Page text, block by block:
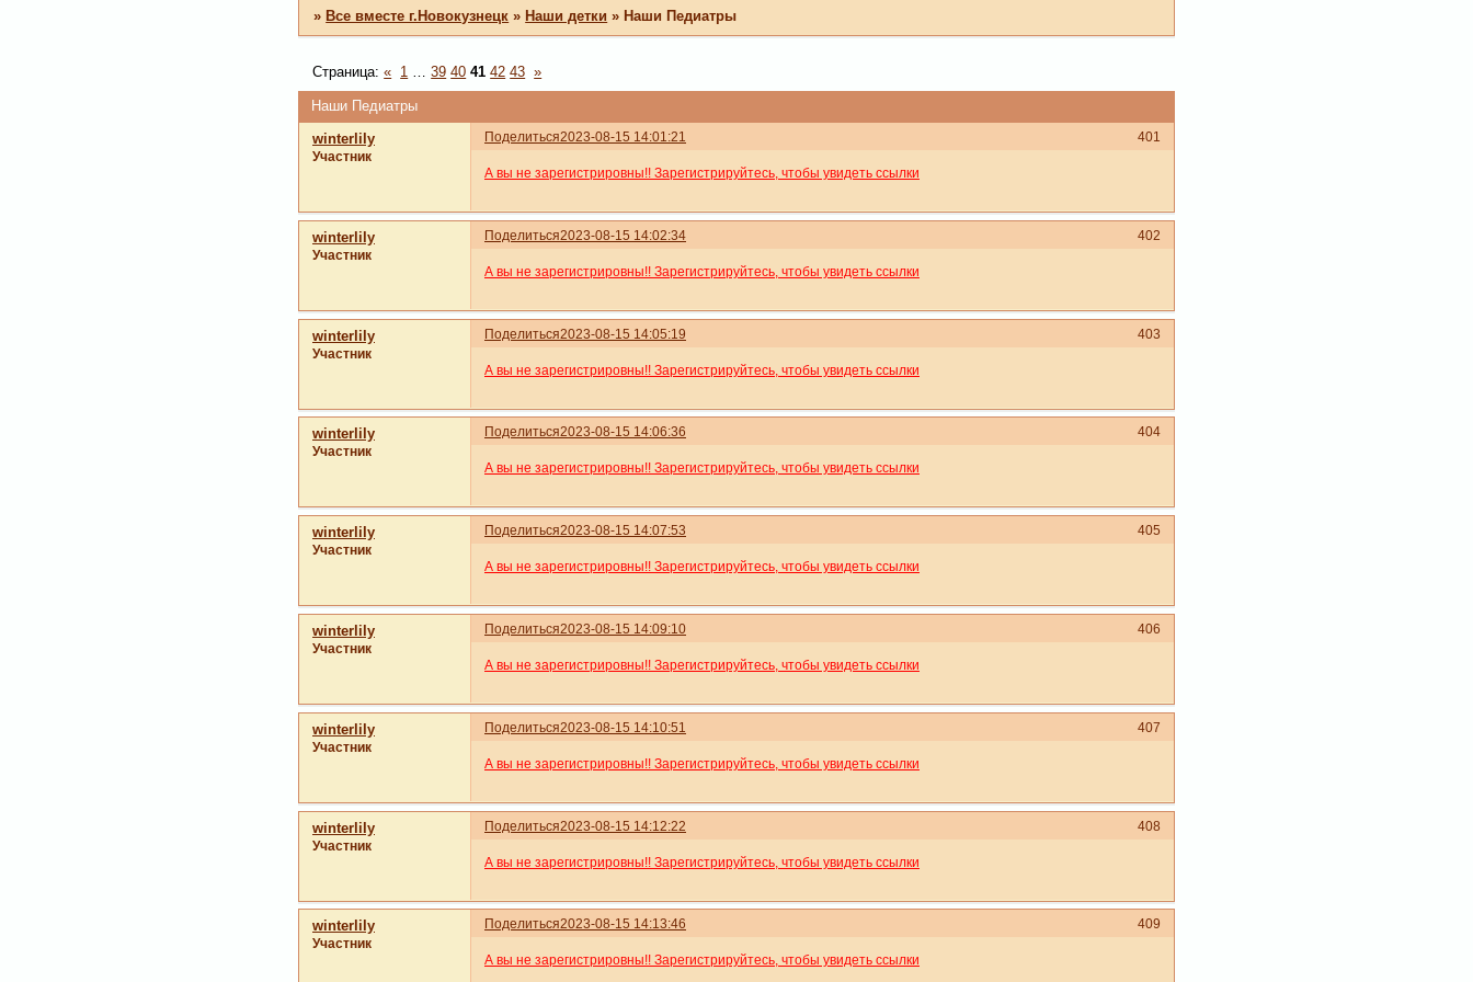
»Все вместе г.Новокузнецк »Наши детки »Наши Педиатры
Наши Педиатры
Страница:« 1 … 39 40 41 42 43 »
Поделиться 401
2023-08-15 14:01:21
winterlily
Участник
А вы не зарегистрировны!! Зарегистрируйтесь, чтобы увидеть ссылки
Поделиться 402
2023-08-15 14:02:34
winterlily
Участник
А вы не зарегистрировны!! Зарегистрируйтесь, чтобы увидеть ссылки
Поделиться 403
2023-08-15 14:05:19
winterlily
Участник
А вы не зарегистрировны!! Зарегистрируйтесь, чтобы увидеть ссылки
Поделиться 404
2023-08-15 14:06:36
winterlily
Участник
А вы не зарегистрировны!! Зарегистрируйтесь, чтобы увидеть ссылки
Поделиться 405
2023-08-15 14:07:53
winterlily
Участник
А вы не зарегистрировны!! Зарегистрируйтесь, чтобы увидеть ссылки
Поделиться 406
2023-08-15 14:09:10
winterlily
Участник
А вы не зарегистрировны!! Зарегистрируйтесь, чтобы увидеть ссылки
Поделиться 407
2023-08-15 14:10:51
winterlily
Участник
А вы не зарегистрировны!! Зарегистрируйтесь, чтобы увидеть ссылки
Поделиться 408
2023-08-15 14:12:22
winterlily
Участник
А вы не зарегистрировны!! Зарегистрируйтесь, чтобы увидеть ссылки
Поделиться 409
2023-08-15 14:13:46
winterlily
Участник
А вы не зарегистрировны!! Зарегистрируйтесь, чтобы увидеть ссылки